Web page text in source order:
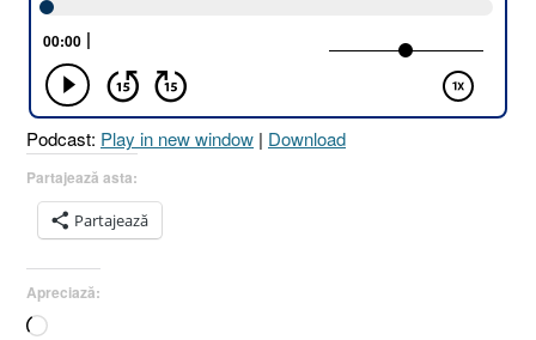
19.4-
8
I
Podcast: Play in new window | Download
Partajează asta:
Partajează
Apreciază:
Încarc...